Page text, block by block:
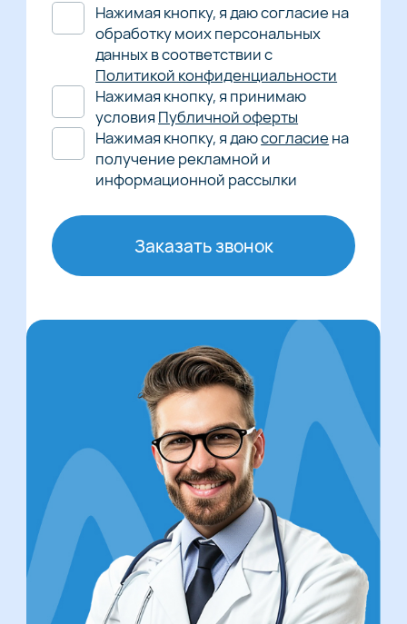
Нажимая кнопку, я даю согласие на
обработку моих персональных
данных в соответствии с
Политикой конфиденциальности
Нажимая кнопку, я принимаю
условия Публичной оферты
Нажимая кнопку, я даюсогласие на
получение рекламной и
информационной рассылки
Заказать звонок